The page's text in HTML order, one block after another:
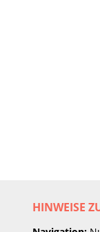
HINWEISE